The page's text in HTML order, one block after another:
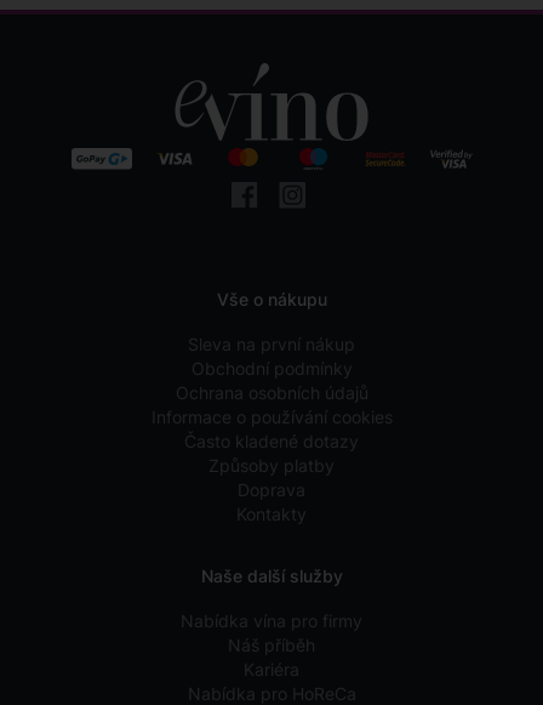
Vše o nákupu
Sleva na první nákup
Obchodní podmínky
Ochrana osobních údajů
Informace o používání cookies
Často kladené dotazy
Způsoby platby
Doprava
Kontakty
Naše další služby
Nabídka vína pro firmy
Náš příběh
Kariéra
Nabídka pro HoReCa